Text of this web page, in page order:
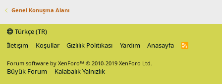
Genel Konuşma Alanı
Türkçe (TR)
İletişim
Koşullar Gizlilik Politikası Yardım Anasayfa
R
Forum software by XenForo™ © 2010-2019 XenForo Ltd.
Büyük Forum Kalabalık Yalnızlık